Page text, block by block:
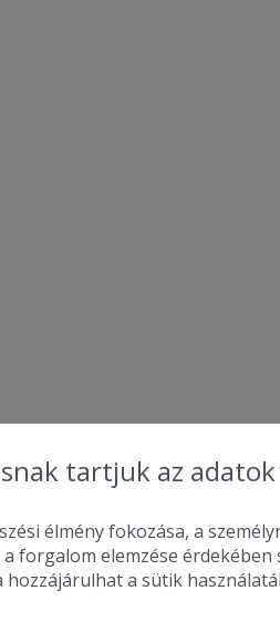
tartjuk az
élmény fokozása, a
forgalom elemzése
a sütik